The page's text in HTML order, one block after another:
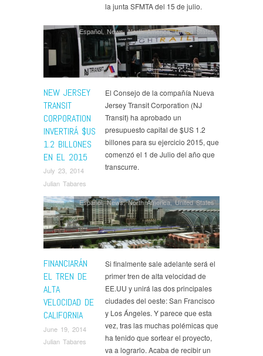
la junta SFMTA del 15 de julio.
NEW JERSEY
TRANSIT
CORPORATION
INVERTIRÁ $US
1.2 BILLONES
EN EL 2015
July 23, 2014
Julian Tabares
Español,News,North America,United States
El Consejo de la compañía Nueva
Jersey Transit Corporation (NJ
Transit) ha aprobado un
presupuesto capital de $US 1.2
billones para su ejercicio 2015, que
comenzó el 1 de Julio del año que
transcurre.
FINANCIARÁN
EL TREN DE
ALTA
VELOCIDAD DE
CALIFORNIA
June 19, 2014
Julian Tabares
Español,News,North America,United States
Si finalmente sale adelante será el
primer tren de alta velocidad de
EE.UU y unirá las dos principales
ciudades del oeste: San Francisco
y Los Ángeles. Y parece que esta
vez, tras las muchas polémicas que
ha tenido que sortear el proyecto,
va a lograrlo. Acaba de recibir un